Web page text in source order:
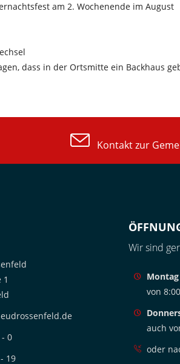
am 2. Wochenende im August
dass in der Ortsmitte ein Backhaus
Kontakt zur
0
19
Wir sind
von
auch
oder